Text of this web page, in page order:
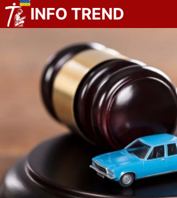
Перейти
до
INFO TREND